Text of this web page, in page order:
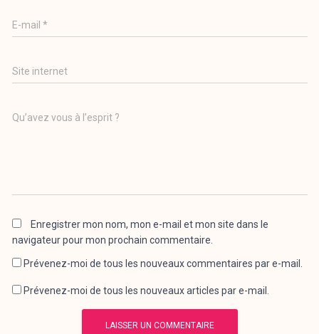
E-mail*
Site internet
Qu’avez vous à l’esprit ?
Enregistrer mon nom, mon e-mail et mon site dans le
navigateur pour mon prochain commentaire.
Prévenez-moi de tous les nouveaux commentaires par e-mail.
Prévenez-moi de tous les nouveaux articles par e-mail.